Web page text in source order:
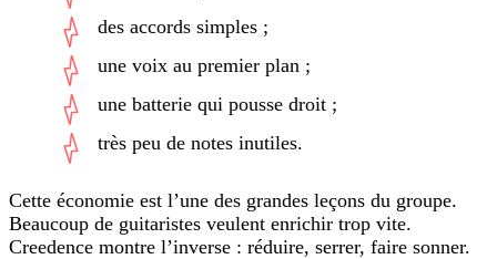
des accords simples ;
une voix au premier plan ;
une batterie qui pousse droit ;
très peu de notes inutiles.
Cette économie est l’une des grandes leçons du groupe.
Beaucoup de guitaristes veulent enrichir trop vite.
Creedence montre l’inverse : réduire, serrer, faire sonner.